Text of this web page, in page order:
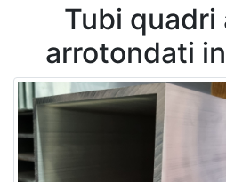
Tubi quadri
arrotondati